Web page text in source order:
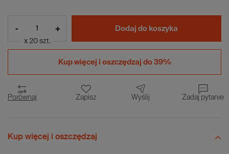
- +
x 20 szt.
Dodaj do koszyka
Kup więcej i oszczędzaj do 39%
Porównaj Zapisz Wyślij Zadaj pytanie
Kup więcej i oszczędzaj